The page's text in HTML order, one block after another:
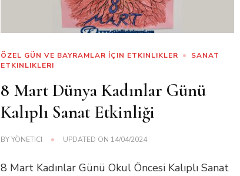
ÖZEL GÜN VE BAYRAMLAR İÇIN ETKINLIKLER
SANAT
ETKINLIKLERI
8 Mart Dünya Kadınlar Günü
Kalıplı Sanat Etkinliği
BYYÖNETICI UPDATED ON 14/04/2024
8 Mart Kadınlar Günü Okul Öncesi Kalıplı Sanat